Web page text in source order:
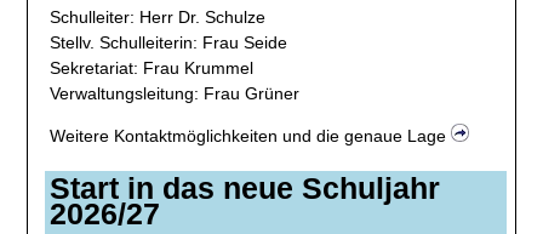
Schulleiter: Herr Dr. Schulze
Stellv. Schulleiterin: Frau Seide
Sekretariat: Frau Krummel
Verwaltungsleitung: Frau Grüner
Weitere Kontaktmöglichkeiten und die genaue Lage
Start in das neue Schuljahr
2026/27